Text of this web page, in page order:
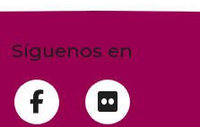
Síguenos en